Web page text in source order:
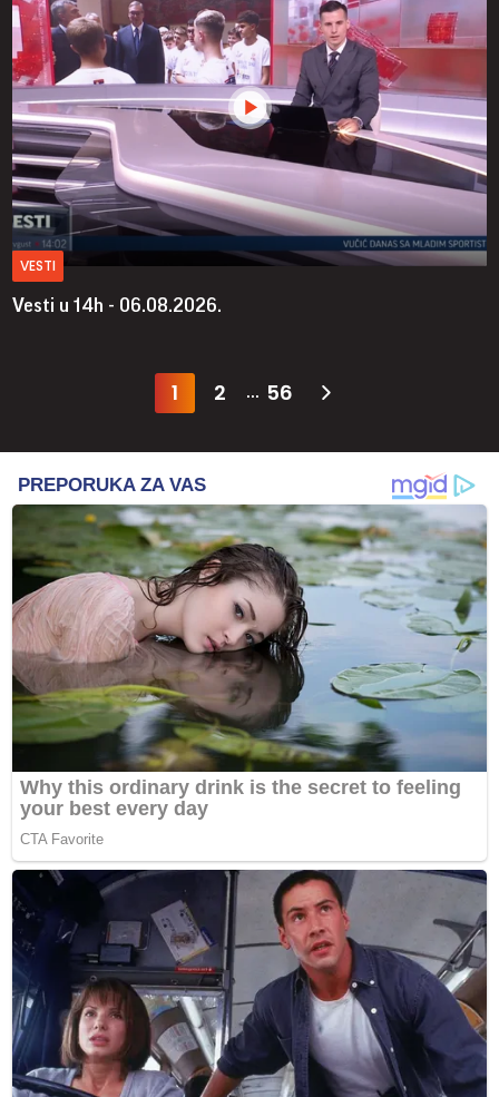
VESTI
Vesti u 14h - 06.08.2026.
1 2 ... 56